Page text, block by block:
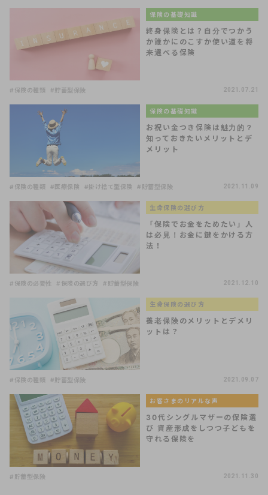
保険の基礎知識
終身保険とは？自分でつかう
か誰かにのこすか使い道を将
来選べる保険
#保険の種類 #貯蓄型保険 2021.07.21
保険の基礎知識
お祝い金つき保険は魅力的？
知っておきたいメリットとデ
メリット
#保険の種類 #医療保険 #掛け捨て型保険 #貯蓄型保険 2021.11.09
生命保険の選び方
「保険でお金をためたい」人
は必見！お金に鍵をかける方
法！
#保険の必要性 #保険の選び方 #貯蓄型保険 2021.12.10
生命保険の選び方
養老保険のメリットとデメリ
ットは？
#保険の種類 #貯蓄型保険 2021.09.07
お客さまのリアルな声
30代シングルマザーの保険選
び 資産形成をしつつ子どもを
守れる保険を
#貯蓄型保険 2021.11.30